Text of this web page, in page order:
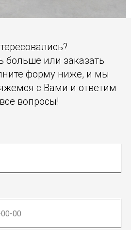
больше или заказать
форму ниже, и мы
с Вами и ответим
вопросы!